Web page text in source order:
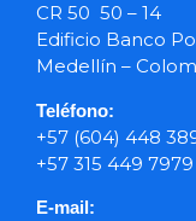
CR 50 50 – 14
Edificio Banco
Medellín –
Teléfono:
+57 (604) 448
+57 315 449 7979
E-mail: